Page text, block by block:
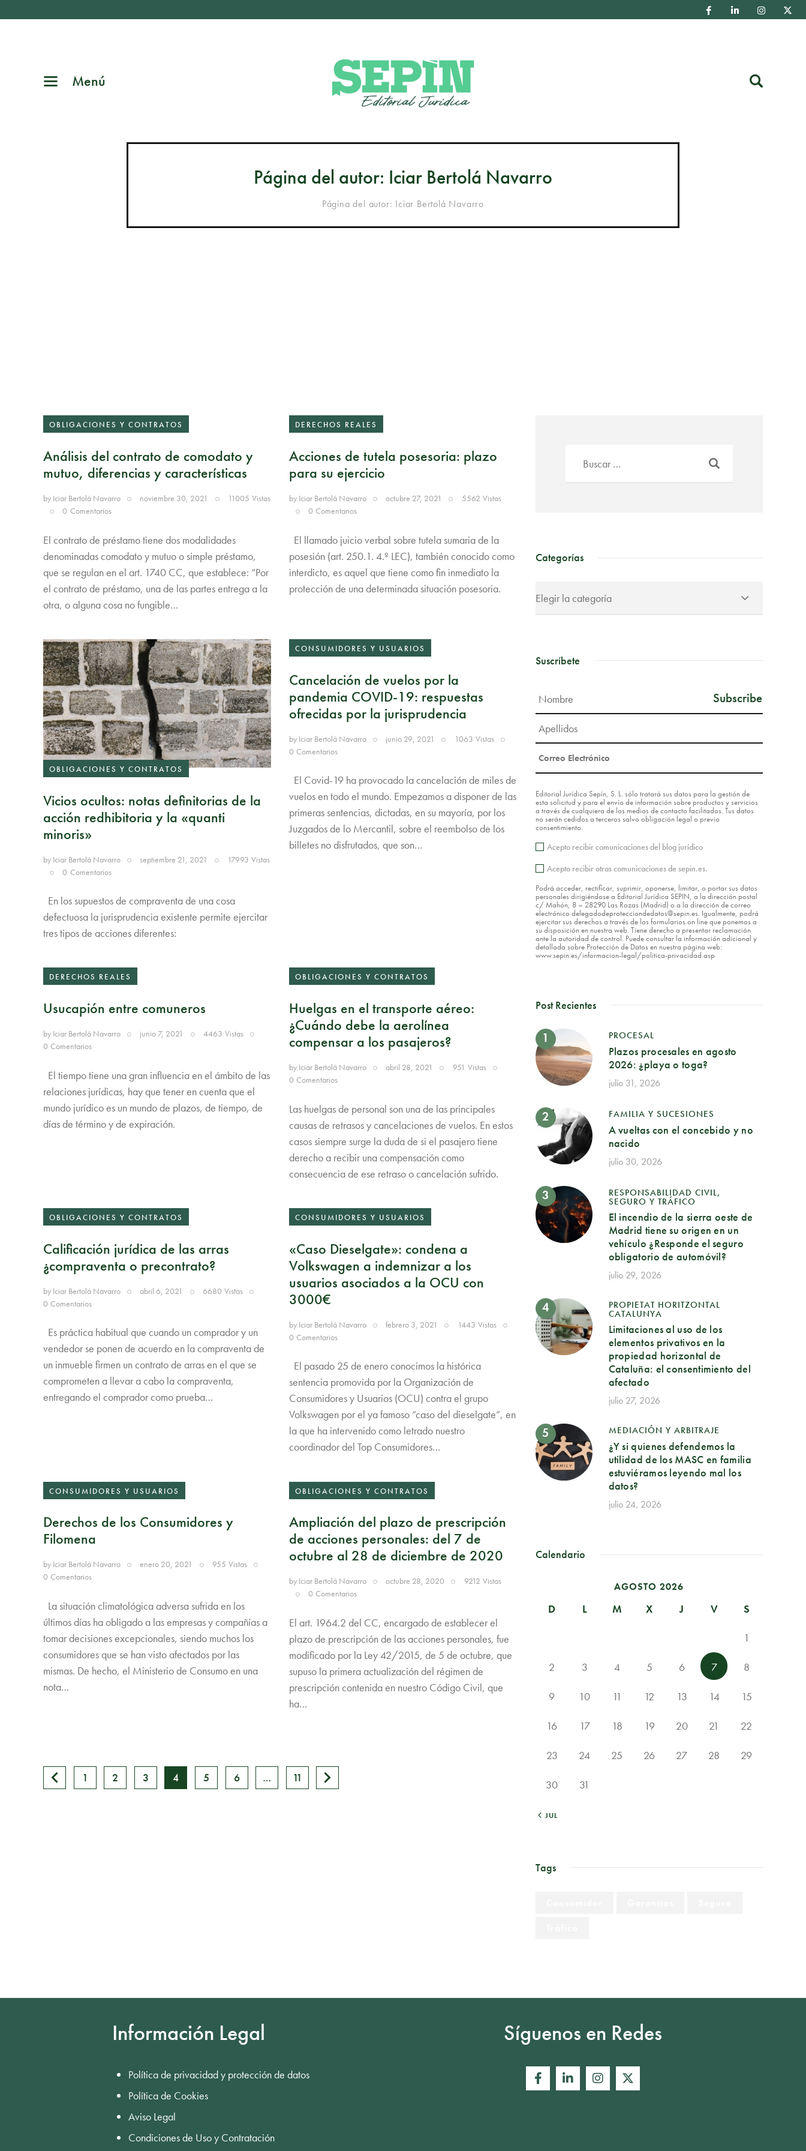
Menú
Página del autor: Iciar Bertolá Navarro
Página del autor: Iciar Bertolá Navarro
OBLIGACIONES Y CONTRATOS
Análisis del contrato de comodato y
mutuo, diferencias y características
by Iciar Bertolá Navarro noviembre 30, 2021 11005 Vistas
0 Comentarios
El contrato de préstamo tiene dos modalidades
denominadas comodato y mutuo o simple préstamo,
que se regulan en el art. 1740 CC, que establece: “Por
el contrato de préstamo, una de las partes entrega a la
otra, o alguna cosa no fungible…
DERECHOS REALES
Acciones de tutela posesoria: plazo
para su ejercicio
by Iciar Bertolá Navarro octubre 27, 2021 5562 Vistas
0 Comentarios
El llamado juicio verbal sobre tutela sumaria de la
posesión (art. 250.1. 4.º LEC), también conocido como
interdicto, es aquel que tiene como fin inmediato la
protección de una determinada situación posesoria.
OBLIGACIONES Y CONTRATOS
Vicios ocultos: notas definitorias de la
acción redhibitoria y la «quanti
minoris»
by Iciar Bertolá Navarro septiembre 21, 2021 17993 Vistas
0 Comentarios
En los supuestos de compraventa de una cosa
defectuosa la jurisprudencia existente permite ejercitar
tres tipos de acciones diferentes:
CONSUMIDORES Y USUARIOS
Cancelación de vuelos por la
pandemia COVID-19: respuestas
ofrecidas por la jurisprudencia
by Iciar Bertolá Navarro junio 29, 2021 1063 Vistas
0 Comentarios
El Covid-19 ha provocado la cancelación de miles de
vuelos en todo el mundo. Empezamos a disponer de las
primeras sentencias, dictadas, en su mayoría, por los
Juzgados de lo Mercantil, sobre el reembolso de los
billetes no disfrutados, que son…
DERECHOS REALES
Usucapión entre comuneros
by Iciar Bertolá Navarro junio 7, 2021 4463 Vistas
0 Comentarios
El tiempo tiene una gran influencia en el ámbito de las
relaciones jurídicas, hay que tener en cuenta que el
mundo jurídico es un mundo de plazos, de tiempo, de
días de término y de expiración.
OBLIGACIONES Y CONTRATOS
Huelgas en el transporte aéreo:
¿Cuándo debe la aerolínea
compensar a los pasajeros?
by Iciar Bertolá Navarro abril 28, 2021 951 Vistas
0 Comentarios
Las huelgas de personal son una de las principales
causas de retrasos y cancelaciones de vuelos. En estos
casos siempre surge la duda de si el pasajero tiene
derecho a recibir una compensación como
consecuencia de ese retraso o cancelación sufrido.
OBLIGACIONES Y CONTRATOS
Calificación jurídica de las arras
¿compraventa o precontrato?
by Iciar Bertolá Navarro abril 6, 2021 6680 Vistas
0 Comentarios
Es práctica habitual que cuando un comprador y un
vendedor se ponen de acuerdo en la compraventa de
un inmueble firmen un contrato de arras en el que se
comprometen a llevar a cabo la compraventa,
entregando el comprador como prueba…
CONSUMIDORES Y USUARIOS
«Caso Dieselgate»: condena a
Volkswagen a indemnizar a los
usuarios asociados a la OCU con
3000€
by Iciar Bertolá Navarro febrero 3, 2021 1443 Vistas
0 Comentarios
El pasado 25 de enero conocimos la histórica
sentencia promovida por la Organización de
Consumidores y Usuarios (OCU) contra el grupo
Volkswagen por el ya famoso “caso del dieselgate”, en
la que ha intervenido como letrado nuestro
coordinador del Top Consumidores…
CONSUMIDORES Y USUARIOS
Derechos de los Consumidores y
Filomena
by Iciar Bertolá Navarro enero 20, 2021 955 Vistas
0 Comentarios
La situación climatológica adversa sufrida en los
últimos días ha obligado a las empresas y compañías a
tomar decisiones excepcionales, siendo muchos los
consumidores que se han visto afectados por las
mismas. De hecho, el Ministerio de Consumo en una
nota…
OBLIGACIONES Y CONTRATOS
Ampliación del plazo de prescripción
de acciones personales: del 7 de
octubre al 28 de diciembre de 2020
by Iciar Bertolá Navarro octubre 28, 2020 9212 Vistas
0 Comentarios
El art. 1964.2 del CC, encargado de establecer el
plazo de prescripción de las acciones personales, fue
modificado por la Ley 42/2015, de 5 de octubre, que
supuso la primera actualización del régimen de
prescripción contenida en nuestro Código Civil, que
ha…
1 2 3 4 5 6 … 11
>
Categorías
Suscríbete
Editorial Jurídica Sepín, S. L. sólo tratará sus datos para la gestión de
esta solicitud y para el envío de información sobre productos y servicios
a través de cualquiera de los medios de contacto facilitados. Tus datos
no serán cedidos a terceros salvo obligación legal o previo
consentimiento.
Acepto recibir comunicaciones del blog jurídico
Acepto recibir otras comunicaciones de sepin.es.
Podrá acceder, rectificar, suprimir, oponerse, limitar, o portar sus datos
personales dirigiéndose a Editorial Jurídica SEPIN, a la dirección postal
c/ Mahón, 8 – 28290 Las Rozas (Madrid) o a la dirección de correo
electrónico delegadodeprotecciondedatos@sepin.es. Igualmente, podrá
ejercitar sus derechos a través de los formularios on line que ponemos a
su disposición en nuestra web. Tiene derecho a presentar reclamación
ante la autoridad de control. Puede consultar la información adicional y
detallada sobre Protección de Datos en nuestra página web:
www.sepin.es/informacion-legal/politica-privacidad.asp
Post Recientes
PROCESAL
Plazos procesales en agosto
2026: ¿playa o toga?
julio 31, 2026
FAMILIA Y SUCESIONES
A vueltas con el concebido y no
nacido
julio 30, 2026
RESPONSABILIDAD CIVIL,
SEGURO Y TRÁFICO
El incendio de la sierra oeste de
Madrid tiene su origen en un
vehículo ¿Responde el seguro
obligatorio de automóvil?
julio 29, 2026
PROPIETAT HORITZONTAL
CATALUNYA
Limitaciones al uso de los
elementos privativos en la
propiedad horizontal de
Cataluña: el consentimiento del
afectado
julio 27, 2026
MEDIACIÓN Y ARBITRAJE
¿Y si quienes defendemos la
utilidad de los MASC en familia
estuviéramos leyendo mal los
datos?
julio 24, 2026
Calendario
AGOSTO 2026
D L M X J V S
1
2 3 4 5 6 7 8
9 10 11 12 13 14 15
16 17 18 19 20 21 22
23 24 25 26 27 28 29
30 31
« JUL
Tags
Información Legal
Política de privacidad y protección de datos
Política de Cookies
Aviso Legal
Condiciones de Uso y Contratación
Síguenos en Redes